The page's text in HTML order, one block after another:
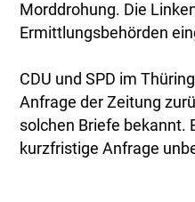
Morddrohung. Die
Ermittlungsbehörden
CDU und SPD im
Anfrage der Zeitung
solchen Briefe bekannt.
kurzfristige Anfrage